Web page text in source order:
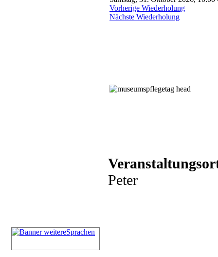
Vorherige Wiederholung
Nächste Wiederholung
Peter